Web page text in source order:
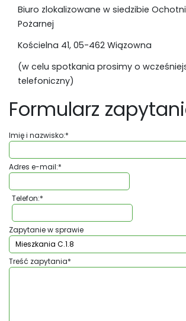
Biuro zlokalizowane w siedzibie
Pożarnej
Kościelna 41, 05-462 Wiązowna
(w celu spotkania prosimy o
telefoniczny)
Formularz
Imię i nazwisko:*
Adres e-mail:*
Telefon:*
Zapytanie w sprawie
Treść zapytania*